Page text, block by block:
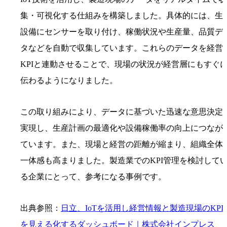
集・可視化する仕組みを構築しました。具体的には、生
設備にセンサーを取り付け、稼働状況や生産量、品質デ
タなどを自動で収集しています。これらのデータを経営
KPIと連動させることで、現場の状況が経営層にもすぐ
伝わるようになりました。
この取り組みにより、データに基づいた迅速な意思決定
実現し、生産計画の最適化や設備稼働率の向上につなが
ています。また、現場と経営の距離が縮まり、組織全体
一体感も高まりました。製造業でのKPI管理を検討して
る企業にとって、参考になる事例です。
出典参照： 日立、IoTを活用し経営情報と製造現場のKPI
を見える化するダッシュボード｜株式会社インプレス